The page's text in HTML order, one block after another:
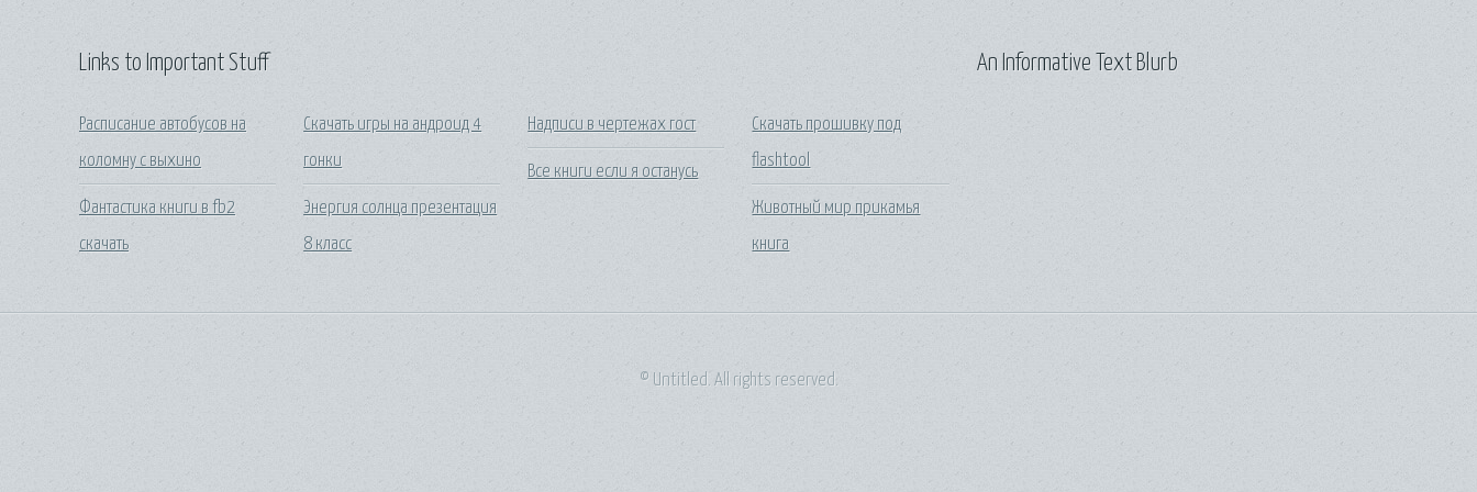
Links to Important Stuff
Расписание автобусов на
коломну с выхино
Фантастика книги в fb2
скачать
Скачать игры на андроид 4
гонки
Энергия солнца презентация
8 класс
Надписи в чертежах гост
Все книги если я останусь
Скачать прошивку под
flashtool
Животный мир прикамья
книга
An Informative Text Blurb
© Untitled. All rights reserved.